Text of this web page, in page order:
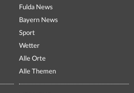
Fulda News
Bayern News
Sport
Wetter
Alle Orte
Alle Themen